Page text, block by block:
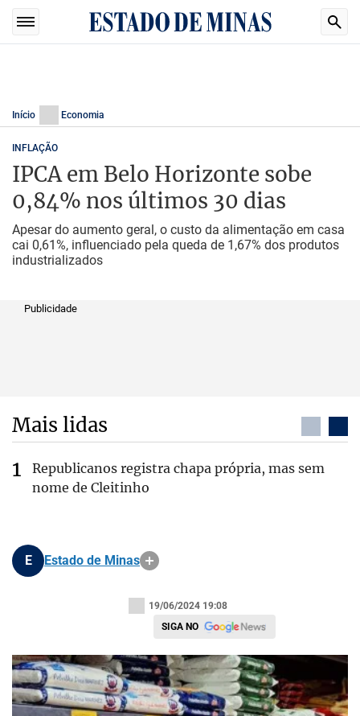
Início Economia
INFLAÇÃO
IPCA em Belo Horizonte sobe
0,84% nos últimos 30 dias
Apesar do aumento geral, o custo da alimentação em casa
cai 0,61%, influenciado pela queda de 1,67% dos produtos
industrializados
Publicidade
Mais lidas
Republicanos registra chapa própria, mas sem
nome de Cleitinho
E Estado de Minas
19/06/2024 19:08
SIGA NO